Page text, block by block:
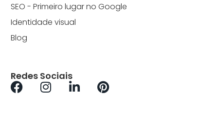
SEO - Primeiro lugar no Google
Identidade visual
Blog
Redes Sociais